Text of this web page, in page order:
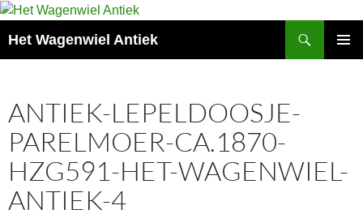
Het Wagenwiel Antiek
ANTIEK-LEPELDOOSJE-
PARELMOER-CA.1870-
HZG591-HET-WAGENWIEL-
ANTIEK-4